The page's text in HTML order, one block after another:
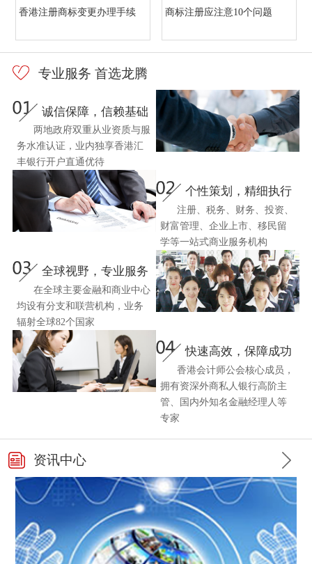
香港注册商标变更办理手续 商标注册应注意10个问题
专业服务 首选龙腾
诚信保障，信赖基础
两地政府双重从业资质与服
务水准认证，业内独享香港汇
丰银行开户直通优待
个性策划，精细执行
注册、税务、财务、投资、
财富管理、企业上市、移民留
学等一站式商业服务机构
全球视野，专业服务
在全球主要金融和商业中心
均设有分支和联营机构，业务
辐射全球82个国家
快速高效，保障成功
香港会计师公会核心成员，
拥有资深外商私人银行高阶主
管、国内外知名金融经理人等
专家
资讯中心